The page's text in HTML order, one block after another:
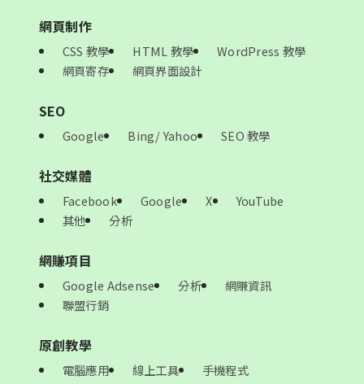
網頁制作
CSS 教學 HTML 教學
WordPress 教學
網頁寄存
網頁界面設計
SEO
Google Bing/ Yahoo SEO 教學
社交媒體
Facebook Google X
YouTube
其他
分析
網賺項目
Google Adsense 分析
網賺資訊
聯盟行銷
原創教學
電腦應用 線上工具 手機程式